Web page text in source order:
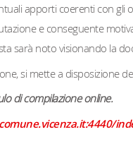
apporti coerenti con gli
e conseguente
sarà noto visionando la
si mette a disposizione
di compilazione online.